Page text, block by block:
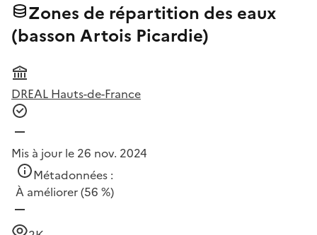
Zones de répartition des eaux
(basson Artois Picardie)
DREAL Hauts-de-France
Mis à jour le 26 nov. 2024
Métadonnées :
À améliorer(56 %)